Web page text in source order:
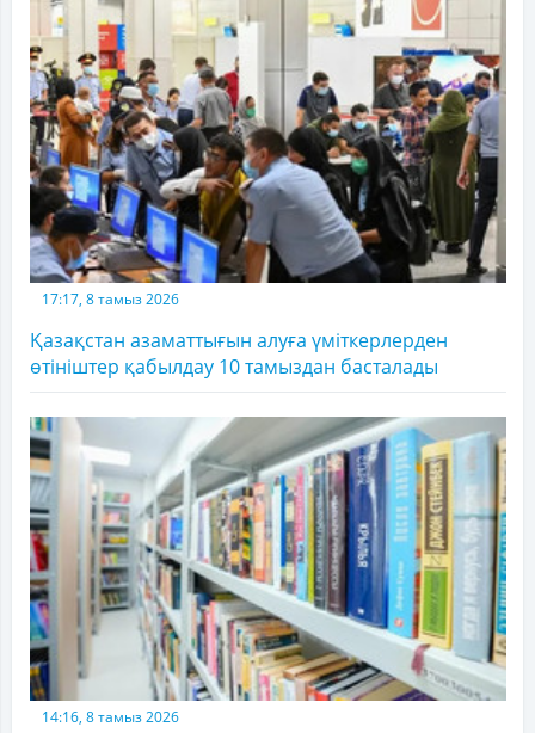
17:17, 8 тамыз 2026
Қазақстан азаматтығын алуға үміткерлерден
өтініштер қабылдау 10 тамыздан басталады
14:16, 8 тамыз 2026